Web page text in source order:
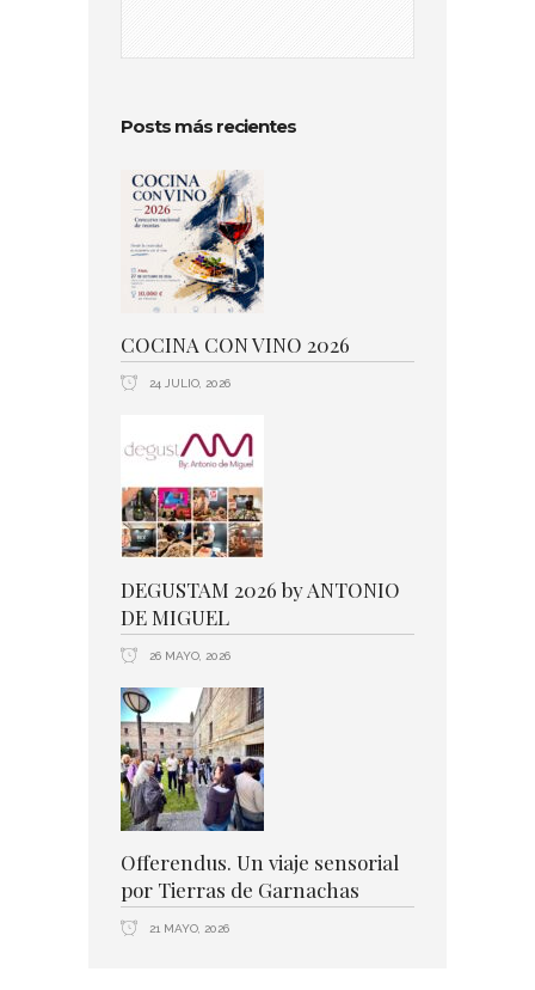
Posts más recientes
COCINA CON VINO 2026
24 JULIO, 2026
DEGUSTAM 2026 by ANTONIO
DE MIGUEL
26 MAYO, 2026
Offerendus. Un viaje sensorial
por Tierras de Garnachas
21 MAYO, 2026